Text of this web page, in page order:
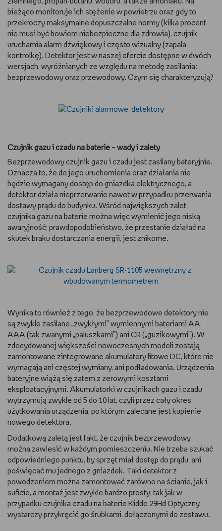
REDAKCJA
WYDARZENIA
POD PATRONATEM EMPIKU
bieżąco monitoruje ich stężenie w powietrzu oraz gdy to
przekroczy maksymalne dopuszczalne normy (kilka procent
nie musi być bowiem niebezpieczne dla zdrowia), czujnik
uruchamia alarm dźwiękowy i często wizualny (zapala
kontrolkę). Detektor jest w naszej ofercie dostępne w dwóch
wersjach, wyróżnianych ze względu na metodę zasilania:
bezprzewodowy oraz przewodowy. Czym się charakteryzują?
Czujnik gazu i czadu na baterie – wady i zalety
Bezprzewodowy czujnik gazu i czadu jest zasilany bateryjnie.
Oznacza to, że do jego uruchomienia oraz działania nie
będzie wymagany dostęp do gniazdka elektrycznego, a
detektor działa nieprzerwanie nawet w przypadku przerwania
dostawy prądu do budynku. Wśród największych zalet
czujnika gazu na baterie można więc wymienić jego niską
awaryjność; prawdopodobieństwo, że przestanie działać na
skutek braku dostarczania energii, jest znikome.
Wynika to również z tego, że bezprzewodowe detektory nie
są zwykle zasilane „zwykłymi” wymiennymi bateriami AA,
AAA (tak zwanymi „paluszkami”) ani CR („guzikowymi”). W
zdecydowanej większości nowoczesnych modeli zostają
zamontowane zintegrowane akumulatory litowe DC, które nie
wymagają ani częstej wymiany, ani podładowania. Urządzenia
bateryjne wiążą się zatem z zerowymi kosztami
eksploatacyjnymi. Akumulatorki w czujnikach gazu i czadu
wytrzymują zwykle od 5 do 10 lat, czyli przez cały okres
użytkowania urządzenia, po którym zalecane jest kupienie
nowego detektora.
Dodatkową zaletą jest fakt, że czujnik bezprzewodowy
można zawiesić w każdym pomieszczeniu. Nie trzeba szukać
odpowiedniego punktu, by sprzęt miał dostęp do prądu, ani
poświęcać mu jednego z gniazdek. Taki detektor z
powodzeniem można zamontować zarówno na ścianie, jak i
suficie, a montaż jest zwykle bardzo prosty; tak jak w
przypadku czujnika czadu na baterie Kidde 29Hd Optyczny,
wystarczy przykręcić go śrubkami, dołączonymi do zestawu.